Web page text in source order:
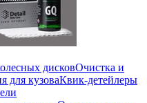
дисковОчистка и
для кузоваКвик-детейлеры